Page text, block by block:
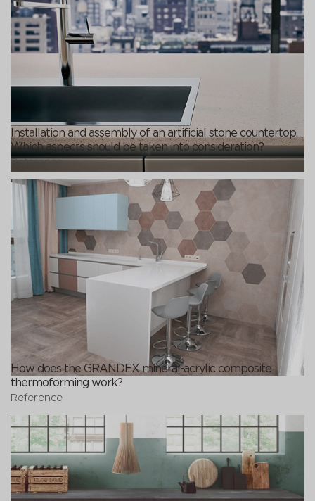
Installation and assembly of an artificial stone countertop.
Which aspects should be taken into consideration?
Reference
How does the GRANDEX mineral-acrylic composite
thermoforming work?
Reference